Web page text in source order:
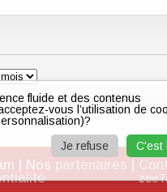
| Nos partenaires |
fluide et des contenus
vous l’utilisation de
Je refuse C'est